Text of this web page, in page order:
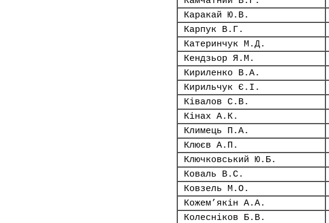
Каракай Ю.В.
Карпук В.Г.
Катеринчук М.Д.
Кендзьор Я.М.
Кириленко В.А.
Кирильчук Є.І.
Ківалов С.В.
Кінах А.К.
Климець П.А.
Клюєв А.П.
Ключковський Ю.Б.
Коваль В.С.
Ковзель М.О.
Кожем’якін А.А.
Колесніков Б.В.